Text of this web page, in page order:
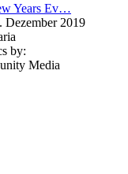
Years Ev…
Dezember 2019
by:
Media